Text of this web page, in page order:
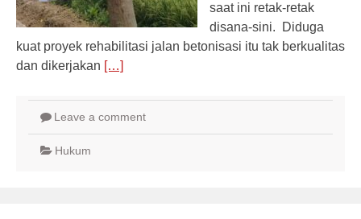
saat ini retak-retak
disana-sini. Diduga
kuat proyek rehabilitasi jalan betonisasi itu tak berkualitas
dan dikerjakan […]
Leave a comment
Hukum